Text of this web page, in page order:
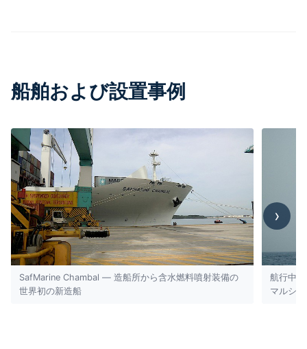
船舶および設置事例
SafMarine Chambal — 造船所から含水燃料噴射装備の
世界初の新造船
航行中
マルシ
›